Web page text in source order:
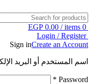
0
items
/
EGP 0.00
Login / Register
Sign inCreate an Account
اسم المستخدم أو البريد
Password
*